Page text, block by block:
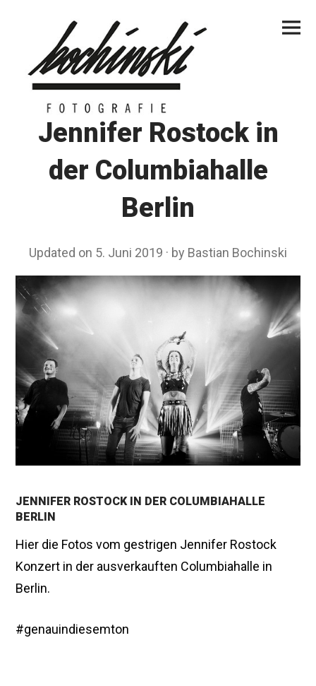
Menu
Jennifer Rostock in
der Columbiahalle
Berlin
Updated on 5. Juni 2019 2
.
F
u
a
r
2
0
1
7
by Bastian Bochinski
JENNIFER ROSTOCK IN DER COLUMBIAHALLE
BERLIN
Hier die Fotos vom gestrigen Jennifer Rostock
Konzert in der ausverkauften Columbiahalle in
Berlin.
#genauindiesemton